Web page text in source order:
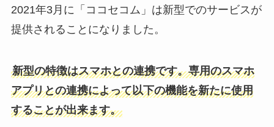
2021年3月に「ココセコム」は新型でのサービスが
提供されることになりました。
新型の特徴はスマホとの連携です。専用のスマホ
アプリとの連携によって以下の機能を新たに使用
することが出来ます。